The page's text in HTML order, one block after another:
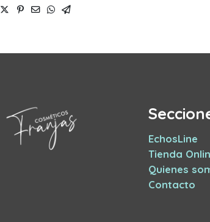
EchosLine
Tienda
Quienes
Contacto